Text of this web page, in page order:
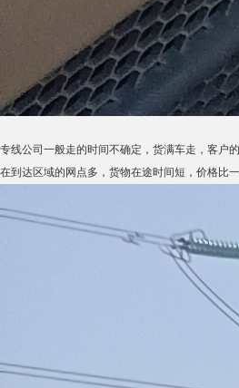
专线公司一般走的时间不确定，货满车走，客户
在到达区域的网点多，货物在途时间短，价格比一